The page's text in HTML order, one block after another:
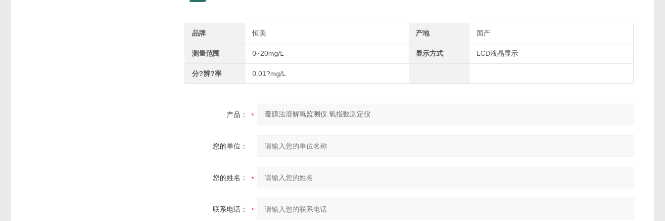
品牌 恒美 产地 国产
测量范围 0~20mg/L 显示方式 LCD液晶显示
分?辨?率 0.01?mg/L
产品：
您的单位：
您的姓名：
联系电话：